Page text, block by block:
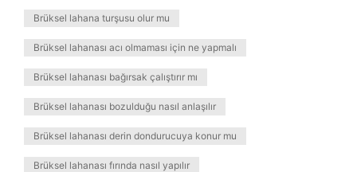
Brüksel lahana turşusu olur mu
Brüksel lahanası acı olmaması için ne yapmalı
Brüksel lahanası bağırsak çalıştırır mı
Brüksel lahanası bozulduğu nasıl anlaşılır
Brüksel lahanası derin dondurucuya konur mu
Brüksel lahanası fırında nasıl yapılır